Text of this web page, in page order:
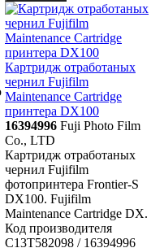
Картридж отработаных
чернил Fujifilm
Maintenance Cartridge
принтера DX100
16394996 Fuji Photo Film
Co., LTD
Картридж отработаных
чернил Fujifilm
фотопринтера Frontier-S
DX100. Fujifilm
Maintenance Cartridge DX.
Код производителя
C13T582098 / 16394996